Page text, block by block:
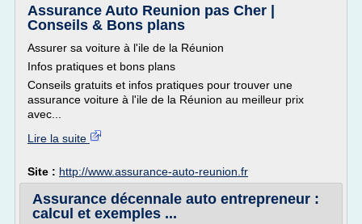
Assurance Auto Reunion pas Cher |
Conseils & Bons plans
Assurer sa voiture à l'ile de la Réunion
Infos pratiques et bons plans
Conseils gratuits et infos pratiques pour trouver une
assurance voiture à l'ile de la Réunion au meilleur prix
avec...
Lire la suite
Site : http://www.assurance-auto-reunion.fr
Assurance décennale auto entrepreneur :
calcul et exemples ...